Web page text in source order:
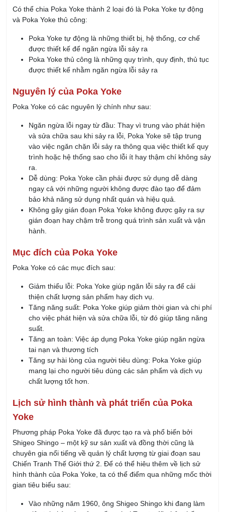
thể khoan tới giới hạn được bố trí, không thể khoan sâu hơn.
Ở hình (C), mũi khoan được tích hợp cảnh báo và công tắc
hành trình (Limit Switch). Mũi khoan chỉ được kích hoạt và
phát cảnh báo hoạt động khi kích hoạt được công tắc , đảm
bảo độ chính xác và an toàn cao khi vận hành.
Bố trí cân kiểm tra trọng lượng sản phẩm trên
dây chuyền sản xuất
Cân kiểm tra trọng lượng sản phẩm (Checkweigher) khá phổ
phẩm, dược phẩm, vật liệu,… Cân sẽ được bố trí trên dây
chuyền sản xuất, hoạt động liên tục và tự động đồng bộ với hệ
thống phân loại. Khi các sản phẩm không đáp ứng trọng lượng
yêu cầu thì sẽ được phân loại trực tiếp trên truyền.
Ví dụ: 1 dây chuyền sản xuất bánh trung thu, mỗi hộp cần
chứa 4 chiếc bánh, cân sẽ được bố trí ở những vị trí kiểm
soát. Sau khi đóng hộp, mỗi hộp bánh sẽ được chạy qua cân
kiểm tra trọng lượng. Nếu hộp thiếu bánh thì trọng lượng của
hộp sẽ nhẹ hơn mức quy định và hệ thống phân loại sẽ
chuyển hộp bánh bị thiếu ra để xử lý lại. Cách làm này sẽ đảm
kế của Sim và thẻ nhớ cũng như khe cắm của những thứ này
được thiết kế đặc biệt để khi lắp vào, chỉ có thể lắp đúng cách.
Tính năng an toàn của ô tô
Ô tô là phương tiện di chuyển khá phổ biến hiện nay và cũng
được trang bị rất nhiều tính năng chống lỗi, giúp tăng tính an
toàn cho người sử dụng trên chặng đường như:
Cảnh báo khi có người ngồi nhưng không thắt dây an
toàn
đang chạy
Cảnh báo hoặc thắng tự động khi khoảng cách gần với
…..
Poka yoke trong nhà bếp
Nhiều thiết bị trong nhà bếp hiện đại như tủ lạnh, lò nướng, lò
vi sóng, máy rửa chén,… có cơ chế ngừng hoạt động ngay khi